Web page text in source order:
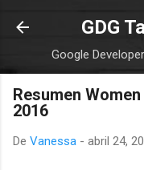
Ir
GDG
Google
Resumen
2016
De Vanessa - abril 24,